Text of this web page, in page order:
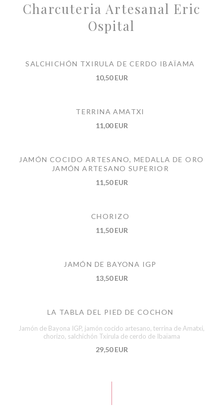
Charcuteria Artesanal Eric
Ospital
SALCHICHÓN TXIRULA DE CERDO IBAÏAMA
10,50 EUR
TERRINA AMATXI
11,00 EUR
JAMÓN COCIDO ARTESANO, MEDALLA DE ORO
JAMÓN ARTESANO SUPERIOR
11,50 EUR
CHORIZO
11,50 EUR
JAMÓN DE BAYONA IGP
13,50 EUR
LA TABLA DEL PIED DE COCHON
Jamón de Bayona IGP, jamón cocido artesano, terrina de Amatxi,
chorizo, salchichón Txirula de cerdo de Ibaïama
29,50 EUR